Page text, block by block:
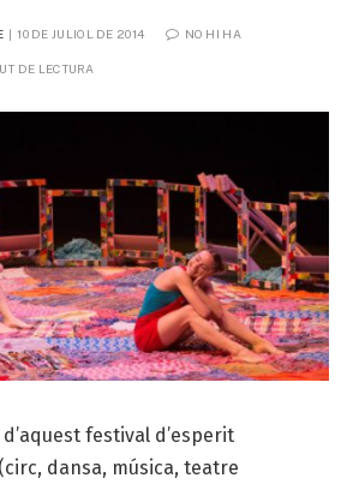
10 DE JULIOL DE 2014 NO HI HA
DE LECTURA
festival d’esperit
dansa, música, teatre